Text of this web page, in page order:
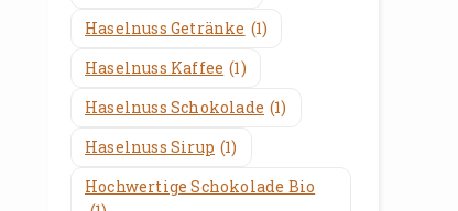
Haselnuss Getränke (1)
Haselnuss Kaffee (1)
Haselnuss Schokolade (1)
Haselnuss Sirup (1)
Hochwertige Schokolade Bio